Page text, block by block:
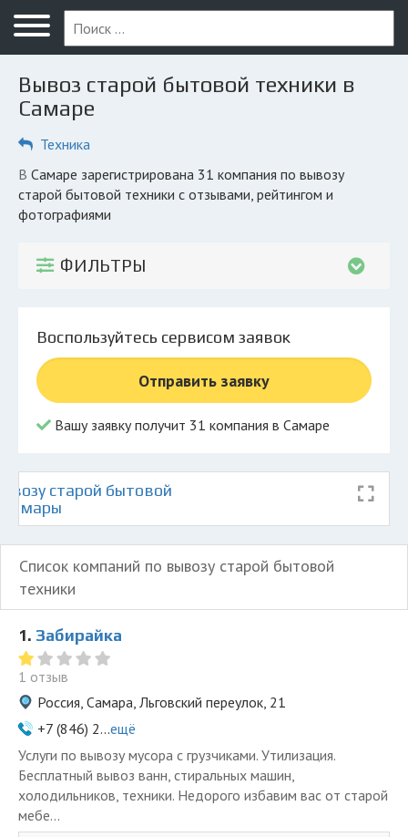
Меню
Главная
Вопрос юристу
Компании
КОМПАНИЯМ
© 2026 Все права защищены
Вывоз старой бытовой техники в
Самаре
Техника
в Самаре зарегистрирована 31 компания по вывозу
старой бытовой техники с отзывами, рейтингом и
фотографиями
ФИЛЬТРЫ
Воспользуйтесь сервисом заявок
Отправить заявку
Вашу заявку получит 31 компания в Самаре
старой бытовой
Самары
Список компаний по вывозу старой бытовой
техники
1. Забирайка
1 отзыв
Россия, Самара, Льговский переулок, 21
+7 (846) 2...ещё
Услуги по вывозу мусора с грузчиками. Утилизация.
Бесплатный вывоз ванн, стиральных машин,
холодильников, техники. Недорого избавим вас от старой
мебе...